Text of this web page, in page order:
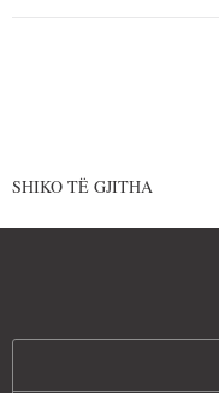
SHIKO TË GJITHA